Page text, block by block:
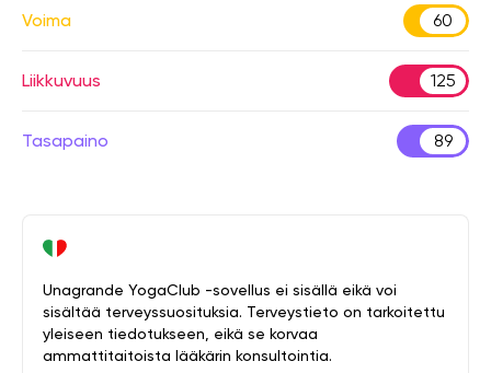
Voima 60
Liikkuvuus 125
Tasapaino 89
Unagrande YogaClub -sovellus ei sisällä eikä voi
sisältää terveyssuosituksia. Terveystieto on tarkoitettu
yleiseen tiedotukseen, eikä se korvaa
ammattitaitoista lääkärin konsultointia.